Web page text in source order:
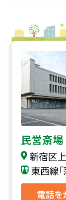
民営斎場
新宿区
東西線
電話を
落合斎場の